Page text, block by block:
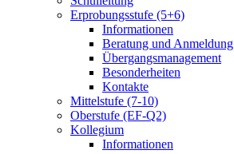
Erprobungsstufe (5+6)
Informationen
Beratung und Anmeldung
Übergangsmanagement
Besonderheiten
Kontakte
Mittelstufe (7-10)
Oberstufe (EF-Q2)
Kollegium
Informationen